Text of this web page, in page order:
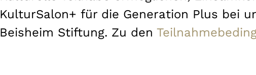
KulturSalon+ für die Generation Plus bei
Beisheim Stiftung. Zu den